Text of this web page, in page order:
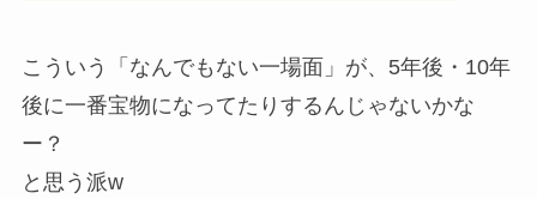
こういう「なんでもない一場面」が、5年後・10年
後に一番宝物になってたりするんじゃないかな
ー？
と思う派w